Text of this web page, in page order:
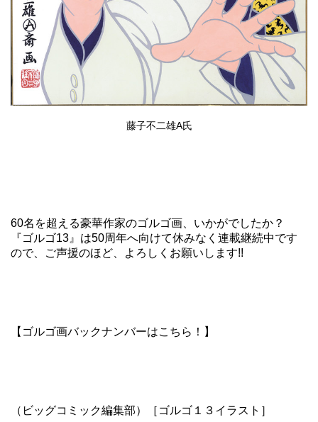
藤子不二雄A氏
60名を超える豪華作家のゴルゴ画、いかがでしたか？
『ゴルゴ13』は50周年へ向けて休みなく連載継続中です
ので、ご声援のほど、よろしくお願いします!!
【ゴルゴ画バックナンバーはこちら！】
（ビッグコミック編集部）［ゴルゴ１３イラスト］